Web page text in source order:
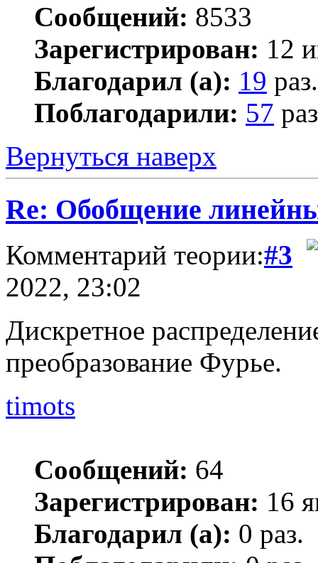
Сообщений: 8533
Зарегистрирован: 12
Благодарил (а): 19 раз.
Поблагодарили: 57
Вернуться наверх
Re: Обобщение
Комментарий теории:#3
2022, 23:02
Дискретное
преобразование Фурье.
timots
Сообщений: 64
Зарегистрирован: 16
Благодарил (а): 0 раз.